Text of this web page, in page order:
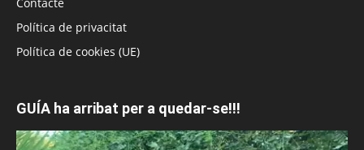
Política de privacitat
Política de cookies (UE)
GUÍA ha arribat per a quedar-se!!!
Reproductor